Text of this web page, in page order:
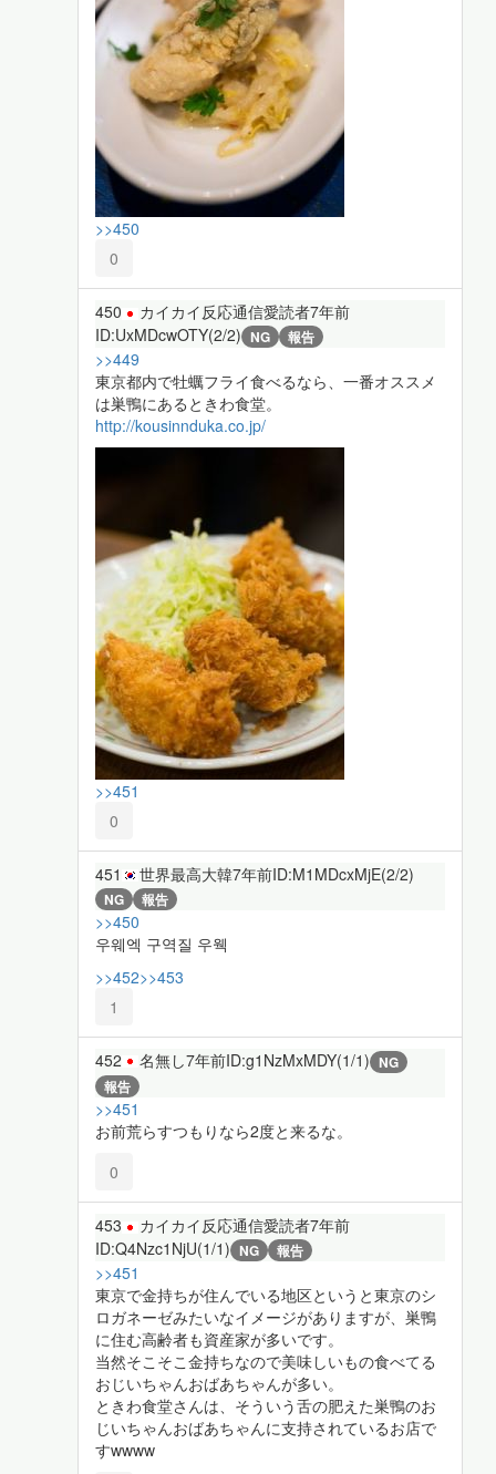
>>450
0
450 カイカイ反応通信愛読者7年前
ID:UxMDcwOTY(2/2) NG 報告
>>449
東京都内で牡蠣フライ食べるなら、一番オススメ
は巣鴨にあるときわ食堂。
http://kousinnduka.co.jp/
>>451
0
451 世界最高大韓7年前ID:M1MDcxMjE(2/2)
NG 報告
>>450
우웨엑 구역질 우웩
>>452>>453
1
452 名無し7年前ID:g1NzMxMDY(1/1) NG
報告
>>451
お前荒らすつもりなら2度と来るな。
0
453 カイカイ反応通信愛読者7年前
ID:Q4Nzc1NjU(1/1) NG 報告
>>451
東京で金持ちが住んでいる地区というと東京のシ
ロガネーゼみたいなイメージがありますが、巣鴨
に住む高齢者も資産家が多いです。
当然そこそこ金持ちなので美味しいもの食べてる
おじいちゃんおばあちゃんが多い。
ときわ食堂さんは、そういう舌の肥えた巣鴨のお
じいちゃんおばあちゃんに支持されているお店で
すwwww